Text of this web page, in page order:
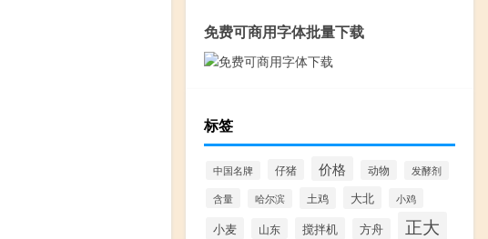
免费可商用字体批量下载
标签
中国名牌 仔猪 价格 动物 发酵剂
含量 哈尔滨 土鸡 大北 小鸡
小麦 山东 搅拌机 方舟 正大